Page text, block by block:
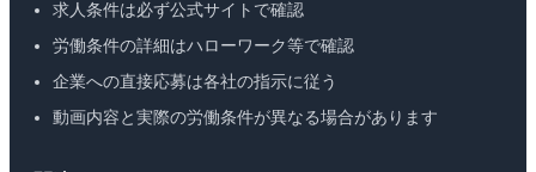
求人条件は必ず公式サイトで確認
労働条件の詳細はハローワーク等で確認
企業への直接応募は各社の指示に従う
動画内容と実際の労働条件が異なる場合があります